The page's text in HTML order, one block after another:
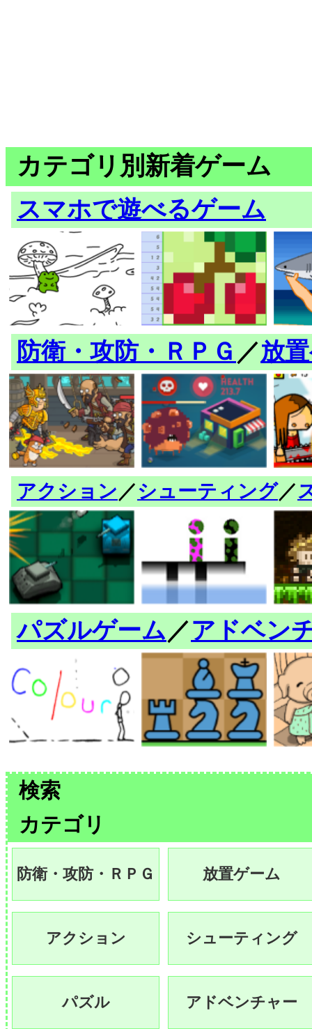
カテゴリ別新着ゲーム
スマホで遊べるゲーム
防衛・攻防・ＲＰＧ ／放
アクション ／シューティング／
パズルゲーム ／アドベン
検索
カテゴリ
防衛・攻防・ＲＰＧ 放置ゲーム
アクション シューティング
パズル アドベンチャー